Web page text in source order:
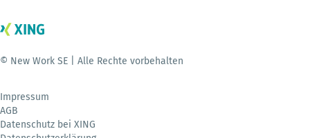
© New Work SE | Alle Rechte vorbehalten
Impressum
AGB
Datenschutz bei XING